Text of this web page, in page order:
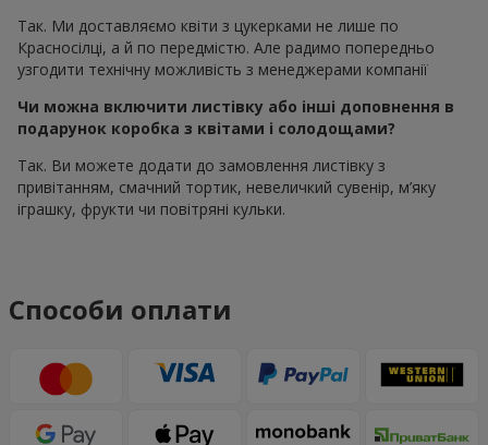
Так. Ми доставляємо квіти з цукерками не лише по
Красносілці, а й по передмістю. Але радимо попередньо
узгодити технічну можливість з менеджерами компанії
Чи можна включити листівку або інші доповнення в
подарунок коробка з квітами і солодощами?
Так. Ви можете додати до замовлення листівку з
привітанням, смачний тортик, невеличкий сувенір, м’яку
іграшку, фрукти чи повітряні кульки.
Способи оплати